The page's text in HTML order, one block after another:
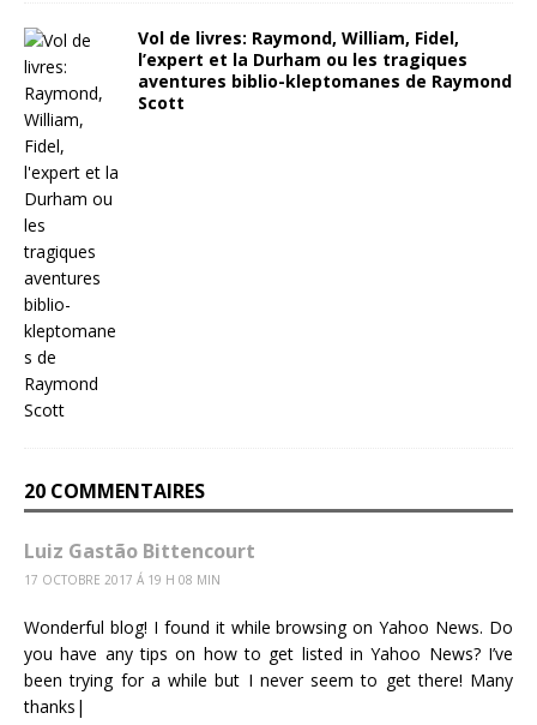
Vol de livres: Raymond, William, Fidel,
l’expert et la Durham ou les tragiques
aventures biblio-kleptomanes de Raymond
Scott
20 COMMENTAIRES
Luiz Gastão Bittencourt
17 OCTOBRE 2017 Á 19 H 08 MIN
Wonderful blog! I found it while browsing on Yahoo News. Do
you have any tips on how to get listed in Yahoo News? I’ve
been trying for a while but I never seem to get there! Many
thanks|